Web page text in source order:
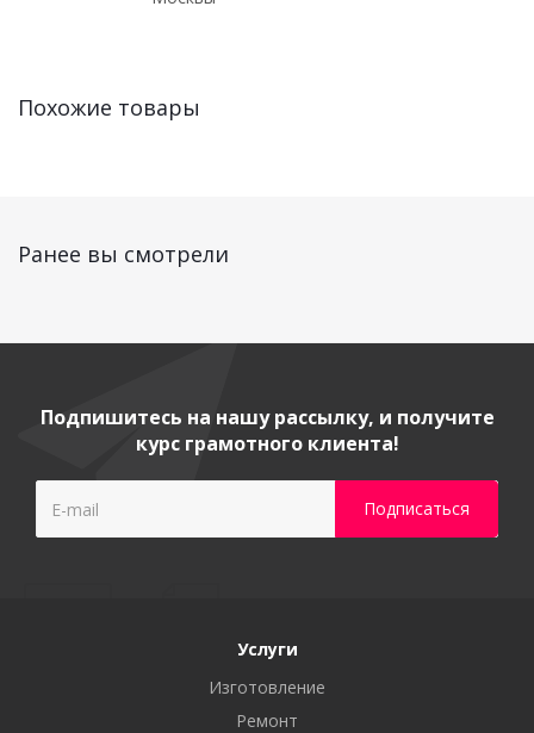
Похожие товары
Ранее вы смотрели
Подпишитесь на нашу рассылку, и получите
курс грамотного клиента!
Услуги
Изготовление
Ремонт